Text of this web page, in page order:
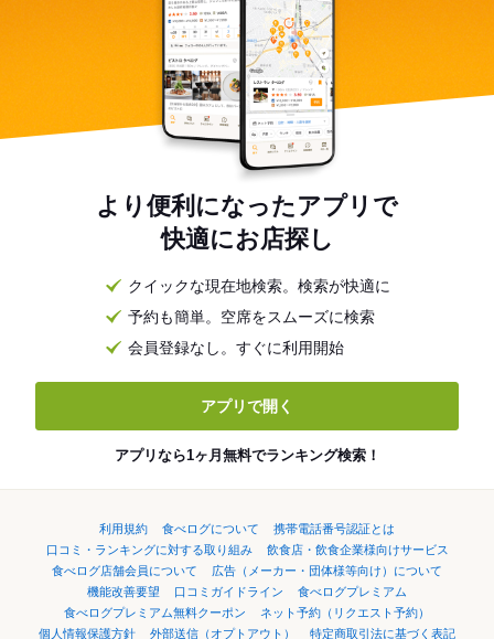
より便利になったアプリで
快適にお店探し
クイックな現在地検索。検索が快適に
予約も簡単。空席をスムーズに検索
会員登録なし。すぐに利用開始
アプリで開く
アプリなら1ヶ月無料でランキング検索！
利用規約 食べログについて
携帯電話番号認証とは
口コミ・ランキングに対する取り組み
飲食店・飲食企業様向けサービス
食べログ店舗会員について
広告（メーカー・団体様等向け）について
機能改善要望
口コミガイドライン
食べログプレミアム
食べログプレミアム無料クーポン
ネット予約（リクエスト予約）
個人情報保護方針
外部送信（オプトアウト） 特定商取引法に基づく表記